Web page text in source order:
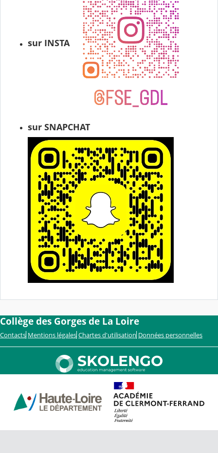
sur INSTA
sur SNAPCHAT
Collège des Gorges de La Loire
Contacts Mentions légales Chartes d'utilisation Données personnelles